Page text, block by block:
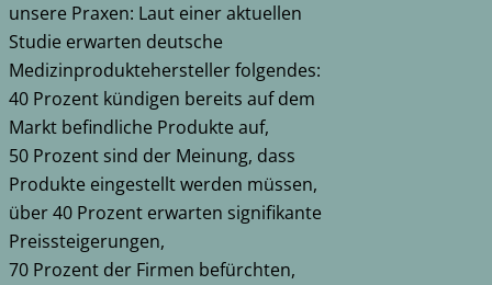
unsere Praxen: Laut einer aktuellen
Studie erwarten deutsche
Medizinproduktehersteller folgendes:
40 Prozent kündigen bereits auf dem
Markt befindliche Produkte auf,
50 Prozent sind der Meinung, dass
Produkte eingestellt werden müssen,
über 40 Prozent erwarten signifikante
Preissteigerungen,
70 Prozent der Firmen befürchten,